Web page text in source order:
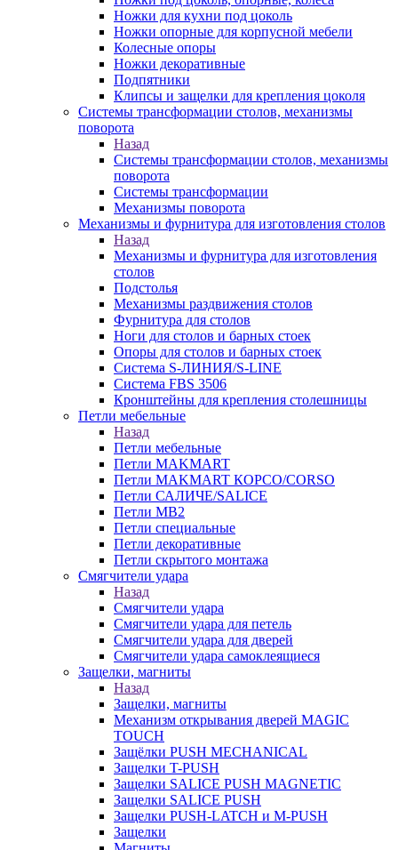
Ножки для кухни под цоколь
Ножки опорные для корпусной мебели
Колесные опоры
Ножки декоративные
Подпятники
Клипсы и защелки для крепления цоколя
Системы трансформации столов, механизмы
поворота
Назад
Системы трансформации столов, механизмы
поворота
Системы трансформации
Механизмы поворота
Механизмы и фурнитура для изготовления столов
Назад
Механизмы и фурнитура для изготовления
столов
Подстолья
Механизмы раздвижения столов
Фурнитура для столов
Ноги для столов и барных стоек
Опоры для столов и барных стоек
Система S-ЛИНИЯ/S-LINE
Система FBS 3506
Кронштейны для крепления столешницы
Петли мебельные
Назад
Петли мебельные
Петли MAKMART
Петли MAKMART КОРСО/CORSO
Петли САЛИЧЕ/SALICE
Петли MB2
Петли специальные
Петли декоративные
Петли скрытого монтажа
Смягчители удара
Назад
Смягчители удара
Смягчители удара для петель
Смягчители удара для дверей
Cмягчители удара самоклеящиеся
Защелки, магниты
Назад
Защелки, магниты
Механизм открывания дверей MAGIC
TOUCH
Защёлки PUSH MECHANICAL
Защелки T-PUSH
Защелки SALICE PUSH MAGNETIC
Защелки SALICE PUSH
Защелки PUSH-LATCH и M-PUSH
Защелки